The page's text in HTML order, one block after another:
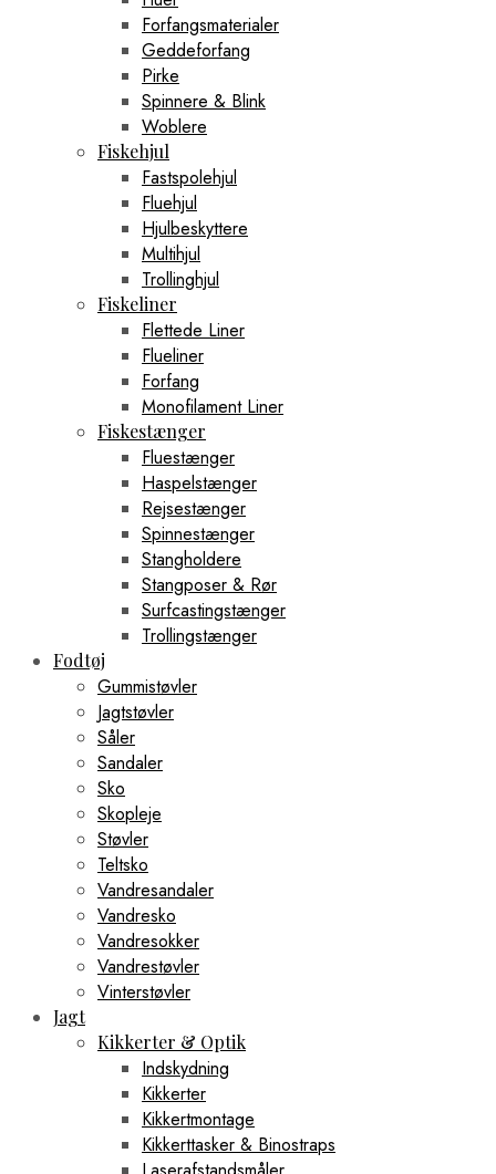
Forfangsmaterialer
Geddeforfang
Pirke
Spinnere & Blink
Woblere
Fiskehjul
Fastspolehjul
Fluehjul
Hjulbeskyttere
Multihjul
Trollinghjul
Fiskeliner
Flettede Liner
Flueliner
Forfang
Monofilament Liner
Fiskestænger
Fluestænger
Haspelstænger
Rejsestænger
Spinnestænger
Stangholdere
Stangposer & Rør
Surfcastingstænger
Trollingstænger
Fodtøj
Gummistøvler
Jagtstøvler
Såler
Sandaler
Sko
Skopleje
Støvler
Teltsko
Vandresandaler
Vandresko
Vandresokker
Vandrestøvler
Vinterstøvler
Jagt
Kikkerter & Optik
Indskydning
Kikkerter
Kikkertmontage
Kikkerttasker & Binostraps